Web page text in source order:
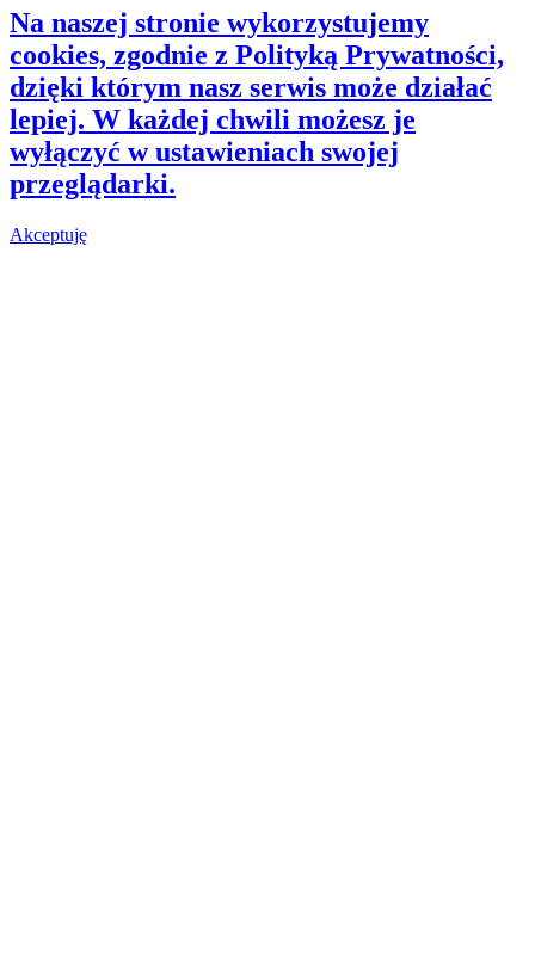
Na naszej stronie wykorzystujemy
cookies, zgodnie z Polityką Prywatności,
dzięki którym nasz serwis może działać
lepiej. W każdej chwili możesz je
wyłączyć w ustawieniach swojej
przeglądarki.
Akceptuję